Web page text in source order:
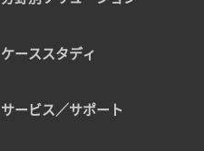
ケーススタディ
サービス／サポート